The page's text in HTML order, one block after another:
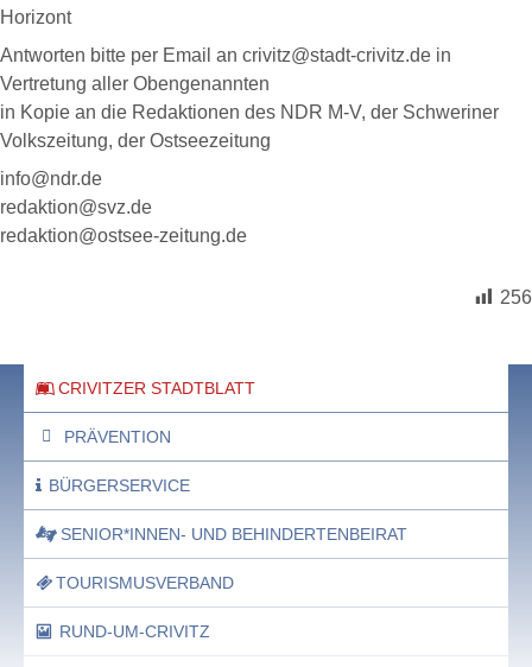
Horizont
Antworten bitte per Email an crivitz@stadt-crivitz.de in
Vertretung aller Obengenannten
in Kopie an die Redaktionen des NDR M-V, der Schweriner
Volkszeitung, der Ostseezeitung
info@ndr.de
redaktion@svz.de
redaktion@ostsee-zeitung.de
256
CRIVITZER STADTBLATT
PRÄVENTION
BÜRGERSERVICE
SENIOR*INNEN- UND BEHINDERTENBEIRAT
TOURISMUSVERBAND
RUND-UM-CRIVITZ